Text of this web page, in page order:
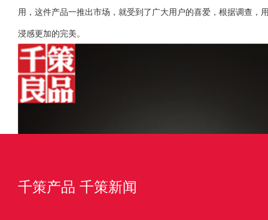
用，这件产品一推出市场，就受到了广大用户的喜爱，根据调查，
浸感更加的完美。
千策产品 千策新闻